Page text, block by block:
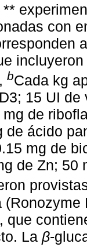
con
bCada kg
15 UI
de
de ácido
mg de
de Zn; 50
que
La β-